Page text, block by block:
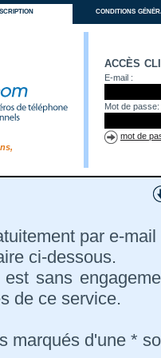
conditions
accès
E-mail :
Mot de passe:
mot de
par e-
ci-dessous.
sans
de ce service.
marqués d'une *